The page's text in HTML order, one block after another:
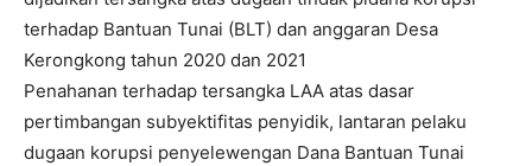
terhadap Bantuan Tunai (BLT) dan anggaran Desa
Kerongkong tahun 2020 dan 2021
Penahanan terhadap tersangka LAA atas dasar
pertimbangan subyektifitas penyidik, lantaran pelaku
dugaan korupsi penyelewengan Dana Bantuan Tunai